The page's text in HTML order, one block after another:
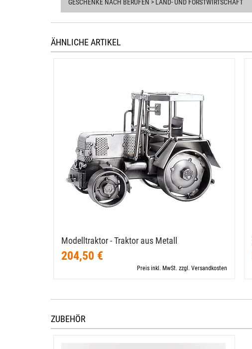
GESCHENKE NACH BERUFEN > LAND- UND FORSTWIRTSCHAFT
ÄHNLICHE ARTIKEL
Modelltraktor - Traktor aus Metall
204,50 €
Preis inkl. MwSt. zzgl. Versandkosten
ZUBEHÖR